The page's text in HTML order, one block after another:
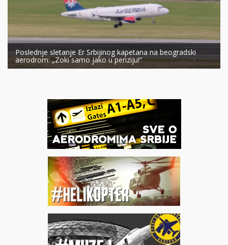
Poslednje sletanje Er Srbijinog kapetana na beogradski
aerodrom: „Zoki samo jako u penziju!“